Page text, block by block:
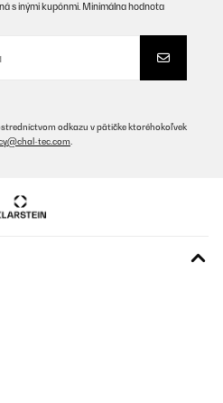
s inými kupónmi. Minimálna hodnota
odkazu v pätičke ktoréhokoľvek
tec.com